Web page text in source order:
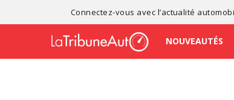
Connectez-vous avec l’actualité
NOUVEAUTÉS